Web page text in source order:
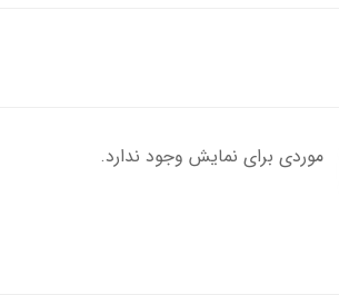
موردی برای نمایش وجود ندارد.